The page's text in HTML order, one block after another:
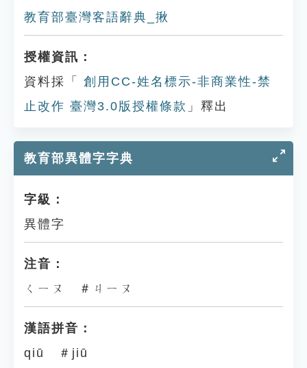
教育部臺灣客語辭典_揪
授權資訊：
資料採「
創用CC-姓名標示-非商業性-禁
止改作 臺灣3.0版授權條款 」釋出
教育部異體字字典
字級：
異體字
注音：
ㄑㄧㄡ ＃ㄐㄧㄡ
漢語拼音：
qiū ＃jiū